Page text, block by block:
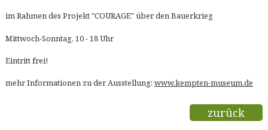
im Rahmen des Projekt "COURAGE" über den Bauerkrieg
Mittwoch-Sonntag, 10 - 18 Uhr
Eintritt frei!
mehr Informationen zu der Ausstellung: www.kempten-museum.de
zurück